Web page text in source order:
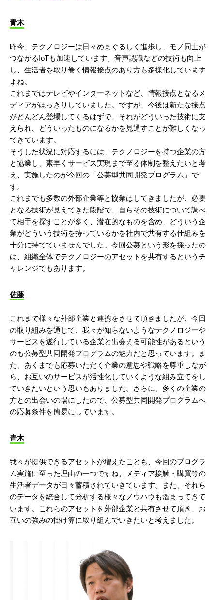
青木
昨今、テクノロジーは日々めまぐるしく進歩し、モノ同士が
つながるIoTも加速しています。音声認識などの技術も向上
し、生活者を取り巻く情報接点のあり方も多様化しています
よね。
これまではテレビやインターネットなど、情報接点となるメ
ディアがはっきりしていました。ですが、今後は新たな接点
がどんどん登場してくるはずで、それがどういった技術に支
えられ、どういったものになるかを見通すことが難しくなっ
てきています。
そうした状況に対応するには、テクノロジーを持つ企業の方
と協業し、素早くサービス実現まで至る体制を整えたいと考
え、実施したのが今回の「公募型共同開発プログラム」で
す。
これまでも多数の外部企業等と協業はしてきましたが、必要
となる技術が見えてきた段階で、自らその技術について調べ
て相手を探すことが多く、潜在的なものを含め、どういう企
業がどういう技術を持っているかを社内で共有する仕組みを
十分に持てていませんでした。今回公募という形を採ったの
は、組織全体でテクノロジーのアセットを共有するというチ
ャレンジでもあります。
佐藤
これまで様々な外部企業と連携をさせて頂きましたが、今回
の取り組みを通じて、我々が知らないようなテクノロジーや
サービスを遂行している企業と出会える可能性があるという
のも公募型共同開発プログラムの魅力だと思っています。ま
た、あくまでも応募いただく企業の意思や戦略を尊重しなが
ら、お互いのサービスが活性化していくような組み立てをし
ていきたいという思いもありました。さらに、多くの企業の
方との出会いの場にしたので、公募型共同開発プログラムへ
の応募条件を簡易にしています。
青木
我々が提供できるアセットが増えたことも、今回のプログラ
ム実施に至った理由の一つですね。メディア接触・購買等の
生活者データが日々蓄積されていきています。また、それら
のデータを統合して分析する様々なノウハウも溜まってきて
います。これらのアセットを外部企業と共有させて頂き、お
互いの強みの掛け算に取り組んでいきたいと考えました。